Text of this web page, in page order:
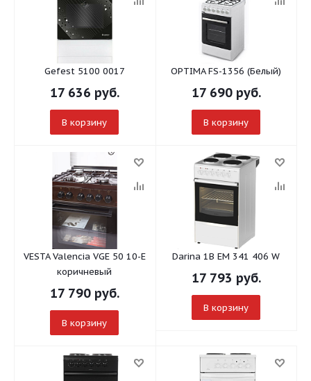
Gefest 5100 0017
17 636 руб.
В корзину
OPTIMA FS-1356 (Белый)
17 690руб.
В корзину
VESTA Valencia VGE 50 10-E
коричневый
17 790руб.
В корзину
Darina 1B EM 341 406 W
17 793 руб.
В корзину